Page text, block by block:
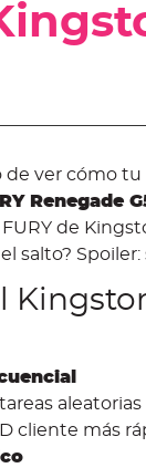
ver cómo
Renegade
de
salto?
aleatorias
cliente más